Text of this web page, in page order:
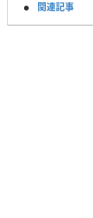
関連記事